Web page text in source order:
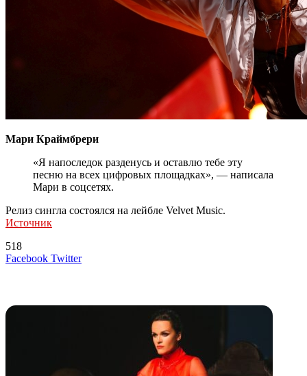
Мари Краймбрери
«Я напоследок разденусь и оставлю тебе эту
песню на всех цифровых площадках», — написала
Мари в соцсетях.
Релиз сингла состоялся на лейбле Velvet Music.
Источник
518
Facebook TwitterLinkedIn
Tumblr
Reddit
Вконтакте
Одноклассники
Skype
Messenger
Messenger
WhatsApp
Telegram
Viber
Line
Поделиться
Печатать